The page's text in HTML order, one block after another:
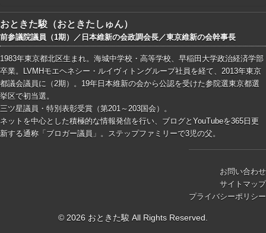
おときた駿（おときたしゅん）
前参議院議員（1期）／日本維新の会政調会長／東京維新の会幹事長
1983年東京都北区生まれ。海城中学校・高等学校、早稲田大学政治経済学部
卒業。LVMHモエヘネシー・ルイヴィトングループ社員を経て、2013年東京
都議会議員に（2期）。19年日本維新の会から公認を受けた参院選東京都選
挙区で初当選。
三ツ星議員・特別表彰受賞（第201～203国会）。
ネットを中心とした積極的な情報発信を行い、ブログとYouTubeを365日更
新する通称「ブロガー議員」。ステップファミリーで3児の父。
お問い合わせ
サイトマップ
プライバシーポリシー
© 2026 おときた駿 All Rights Reserved.